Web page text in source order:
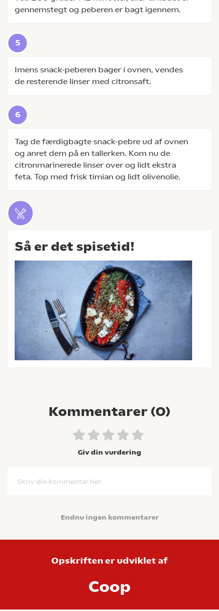
gennemstegt og peberen er bagt igennem.
Imens snack-peberen bager i ovnen, vendes
de resterende linser med citronsaft.
Tag de færdigbagte snack-pebre ud af ovnen
og anret dem på en tallerken. Kom nu de
citronmarinerede linser over og lidt ekstra
feta. Top med frisk timian og lidt olivenolie.
Så er det spisetid!
Kommentarer (0)
Giv din vurdering
Skriv din kommentar her
Endnu ingen kommentarer
Opskriften er udviklet af
Coop